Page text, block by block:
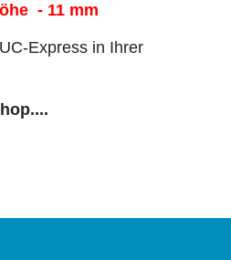
- 11 mm
Express in Ihrer